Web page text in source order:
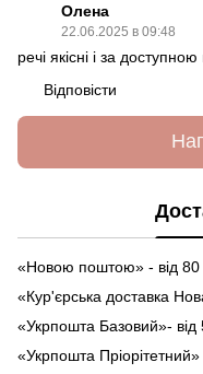
Олена
22.06.2025 в 09:48
речі якісні і за доступною
Відповісти
«Новою поштою» - від 80
«Кур'єрська доставка
«Укрпошта Базовий»- від
«Укрпошта Пріорітетний»